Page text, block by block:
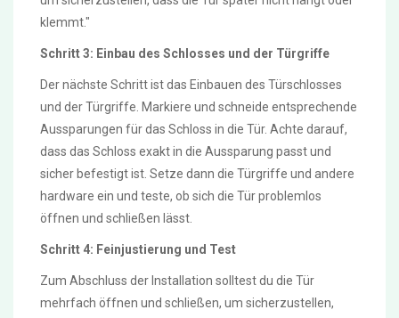
klemmt."
Schritt 3: Einbau des Schlosses und der Türgriffe
Der nächste Schritt ist das Einbauen des Türschlosses
und der Türgriffe. Markiere und schneide entsprechende
Aussparungen für das Schloss in die Tür. Achte darauf,
dass das Schloss exakt in die Aussparung passt und
sicher befestigt ist. Setze dann die Türgriffe und andere
hardware ein und teste, ob sich die Tür problemlos
öffnen und schließen lässt.
Schritt 4: Feinjustierung und Test
Zum Abschluss der Installation solltest du die Tür
mehrfach öffnen und schließen, um sicherzustellen,